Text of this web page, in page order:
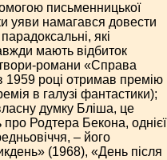
письменницької
уяви намагався довести
які
мають відбиток
романи «Справа
1959 році отримав премію
в галузі фантастики);
думку Бліша, це
про Родтера Бекона, однієї
– його
(1968), «День після